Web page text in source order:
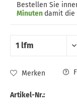
Bestellen Sie
Minuten damit die
Merken
Artikel-Nr.: